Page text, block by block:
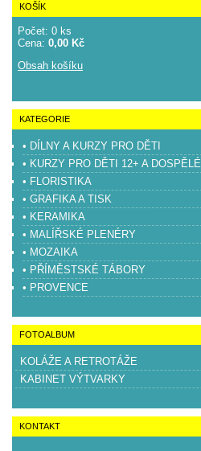
KOŠÍK
Počet: 0 ks
Cena: 0,00 Kč
Obsah košíku
KATEGORIE
• DÍLNY A KURZY PRO DĚTI
• KURZY PRO DĚTI 12+ A DOSPĚLÉ
• FLORISTIKA
• GRAFIKA A TISK
• KERAMIKA
• MALÍŘSKÉ PLENÉRY
• MOZAIKA
• PŘÍMĚSTSKÉ TÁBORY
• PROVENCE
FOTOALBUM
KOLÁŽE A RETROTÁŽE
KABINET VÝTVARKY
KONTAKT